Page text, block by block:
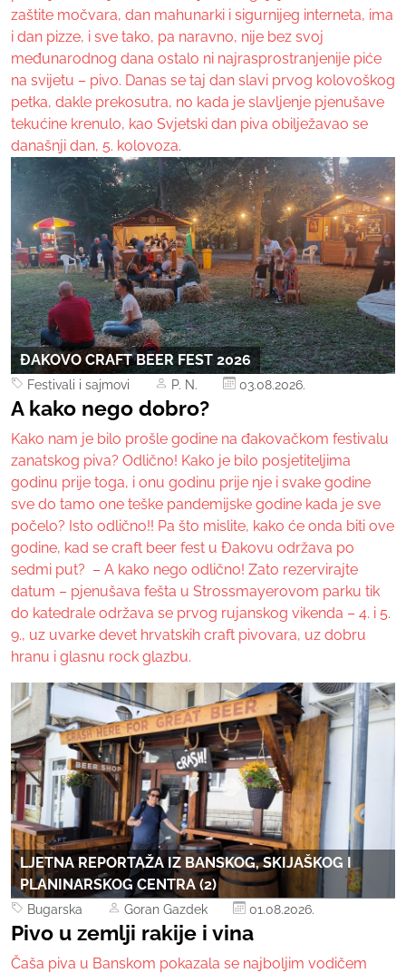
zaštite močvara, dan mahunarki i sigurnijeg interneta, ima
i dan pizze, i sve tako, pa naravno, nije bez svoj
međunarodnog dana ostalo ni najrasprostranjenije piće
na svijetu – pivo. Danas se taj dan slavi prvog kolovoškog
petka, dakle prekosutra, no kada je slavljenje pjenušave
tekućine krenulo, kao Svjetski dan piva obilježavao se
današnji dan, 5. kolovoza.
ĐAKOVO CRAFT BEER FEST 2026
Festivali i sajmovi P. N. 03.08.2026.
A kako nego dobro?
Kako nam je bilo prošle godine na đakovačkom festivalu
zanatskog piva? Odlično! Kako je bilo posjetiteljima
godinu prije toga, i onu godinu prije nje i svake godine
sve do tamo one teške pandemijske godine kada je sve
počelo? Isto odlično!! Pa što mislite, kako će onda biti ove
godine, kad se craft beer fest u Đakovu održava po
sedmi put? – A kako nego odlično! Zato rezervirajte
datum – pjenušava fešta u Strossmayerovom parku tik
do katedrale održava se prvog rujanskog vikenda – 4. i 5.
9., uz uvarke devet hrvatskih craft pivovara, uz dobru
hranu i glasnu rock glazbu.
LJETNA REPORTAŽA IZ BANSKOG, SKIJAŠKOG I
PLANINARSKOG CENTRA (2)
Bugarska Goran Gazdek 01.08.2026.
Pivo u zemlji rakije i vina
Čaša piva u Banskom pokazala se najboljim vodičem